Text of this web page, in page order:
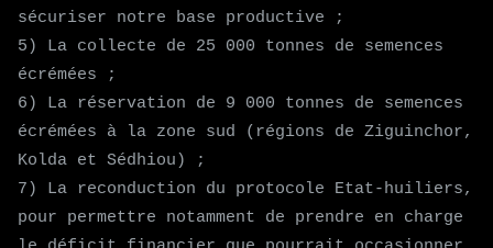
sécuriser notre base productive ;
5) La collecte de 25 000 tonnes de semences
écrémées ;
6) La réservation de 9 000 tonnes de semences
écrémées à la zone sud (régions de Ziguinchor,
Kolda et Sédhiou) ;
7) La reconduction du protocole Etat-huiliers,
pour permettre notamment de prendre en charge